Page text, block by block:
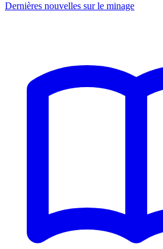
Dernières nouvelles sur le minage